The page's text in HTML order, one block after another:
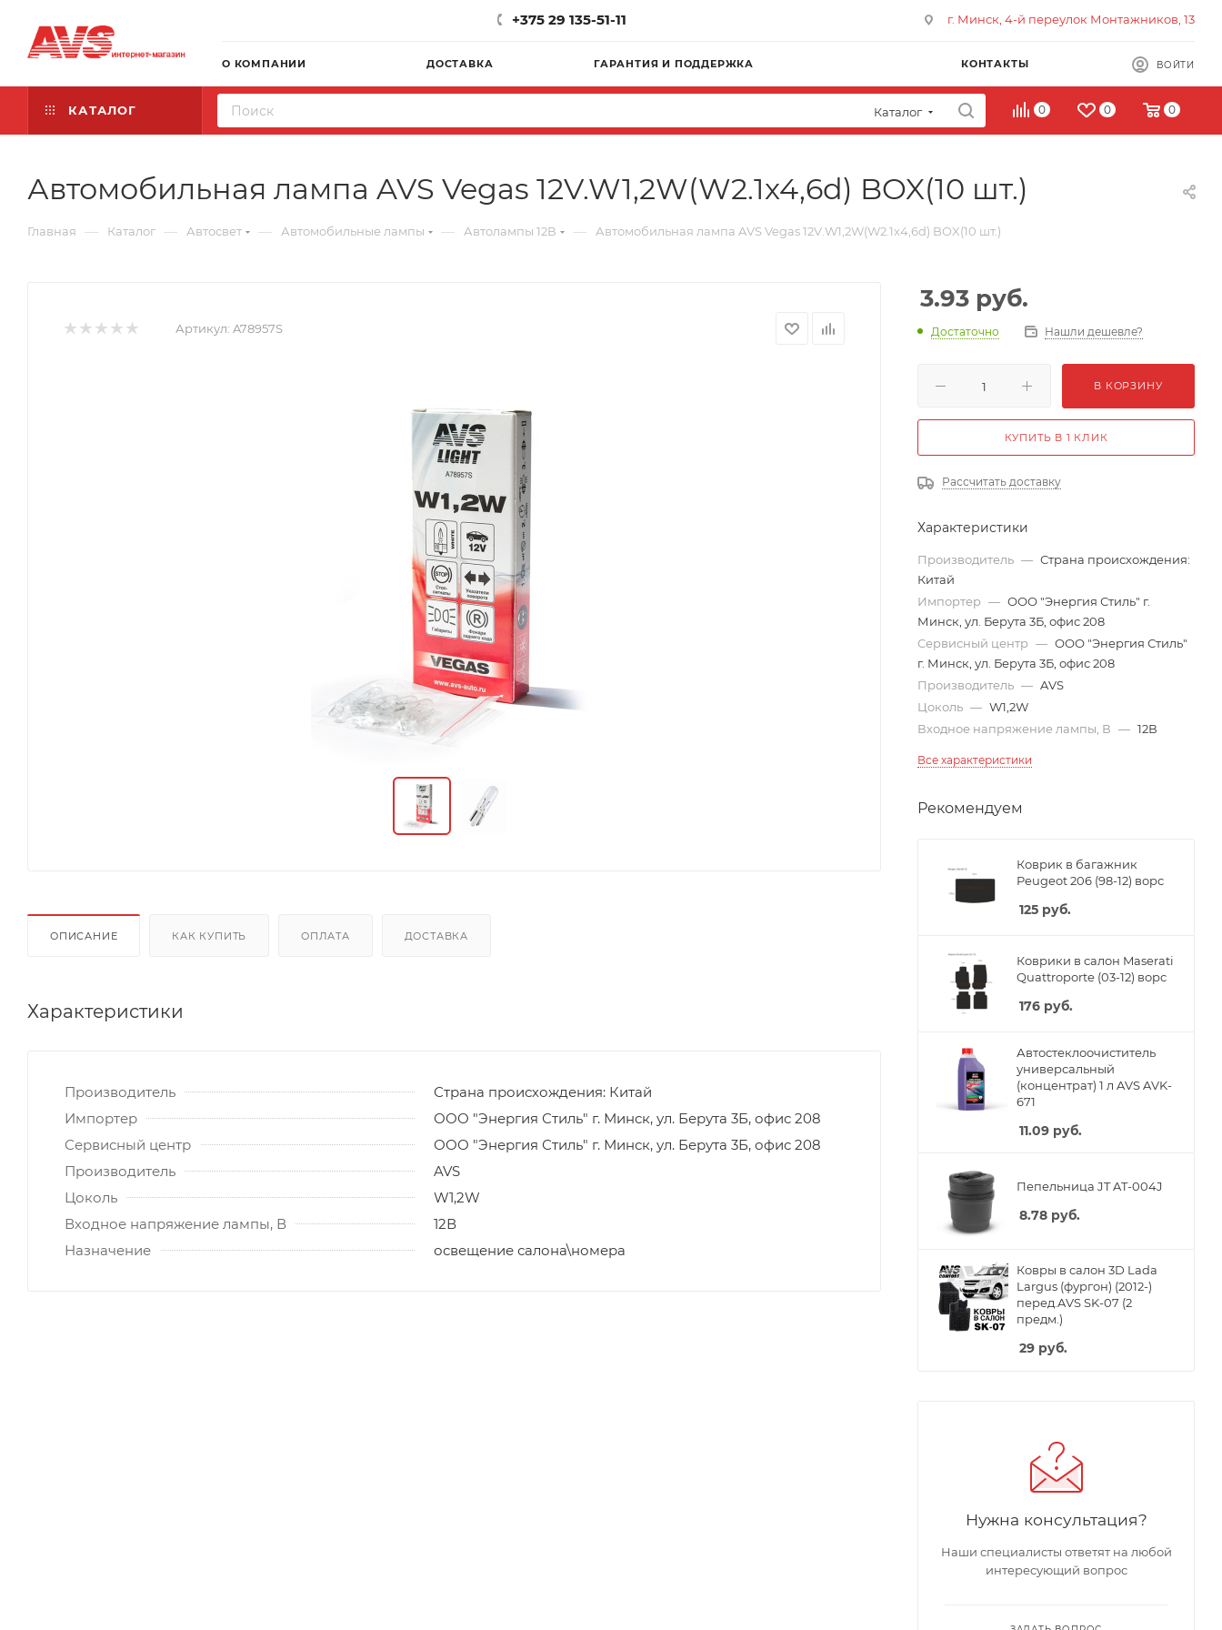
+375 29 135-51-11 г. Минск, 4-й переулок Монтажников, 13
О КОМПАНИИ ДОСТАВКА ГАРАНТИЯ И ПОДДЕРЖКА КОНТАКТЫ ВОЙТИ
КАТАЛОГ Каталог 0 0 0
Автомобильная лампа AVS Vegas 12V.W1,2W(W2.1x4,6d) BOX(10 шт.)
Главная — Каталог — Автосвет — Автомобильные лампы — Автолампы 12В — Автомобильная лампа AVS Vegas 12V.W1,2W(W2.1x4,6d) BOX(10 шт.)
Артикул: A78957S
ОПИСАНИЕ КАК КУПИТЬ ОПЛАТА ДОСТАВКА
Характеристики
Производитель
Страна происхождения: Китай
Импортер
ООО "Энергия Стиль" г. Минск, ул. Берута 3Б, офис 208
Сервисный центр
ООО "Энергия Стиль" г. Минск, ул. Берута 3Б, офис 208
Производитель
AVS
Цоколь
W1,2W
Входное напряжение лампы, В
12В
Назначение
освещение салона\номера
3.93 руб.
Достаточно Нашли дешевле?
В КОРЗИНУ
КУПИТЬ В 1 КЛИК
Рассчитать доставку
Характеристики
Производитель — Страна происхождения:
Китай
Импортер — ООО "Энергия Стиль" г.
Минск, ул. Берута 3Б, офис 208
Сервисный центр — ООО "Энергия Стиль"
г. Минск, ул. Берута 3Б, офис 208
Производитель — AVS
Цоколь — W1,2W
Входное напряжение лампы, В — 12В
Все характеристики
Рекомендуем
Коврик в багажник
Peugeot 206 (98-12) ворс
125 руб.
Коврики в салон Maserati
Quattroporte (03-12) ворс
176 руб.
Автостеклоочиститель
универсальный
(концентрат) 1 л AVS AVK-
671
11.09 руб.
Пепельница JT AT-004J
8.78 руб.
Ковры в салон 3D Lada
Largus (фургон) (2012-)
перед.AVS SK-07 (2
предм.)
29 руб.
Нужна консультация?
Наши специалисты ответят на любой
интересующий вопрос